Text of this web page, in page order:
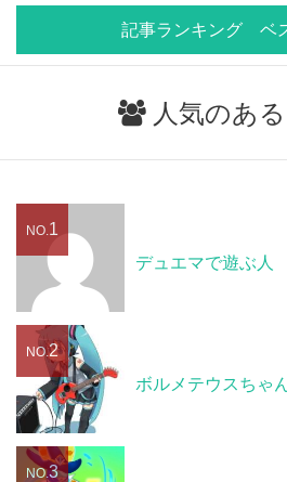
記事ランキング ベ
人気のあ
NO. 1
デュエマで遊ぶ人
NO.2
ボルメテウスちゃ
NO.3